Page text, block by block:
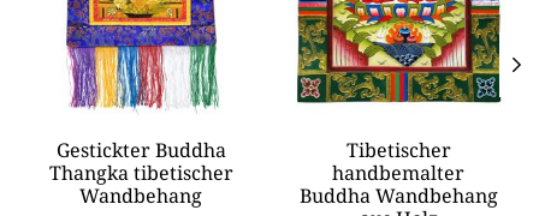
Gestickter Buddha
Thangka tibetischer
Wandbehang
Tibetischer
handbemalter
Buddha Wandbehang